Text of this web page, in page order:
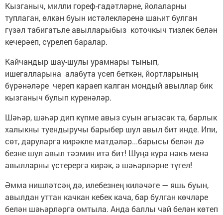
Кызганыч, милли гореф-гадәтләрне, йолаларны
туплаган, өлкән буын истәлекләренә шаһит булган
гүзәл табигатьле авылларыбыз коточкыч тизлек белән
кечерәеп, сүрелеп баралар.
Кайчандыр шау-шулы урамнары тынып,
ишегалларына алабута үсеп беткән, йортларының
бүрәнәләре череп караеп калган мондый авыллар бик
кызганыч булып күренәләр.
Шәһәр, шәһәр дип күпме авыз суын агызсак та, барлык
халыкны туендыручы барыбер шул авыл бит инде. Ипи,
сөт, даруларга кирәкле матдәләр...барысы белән дә
безне шул авыл тәэмин итә бит! Шуңа күрә нәкъ менә
авылларны үстерергә кирәк, ә шәһәрләрне түгел!
Әмма нишләтсәң дә, илебезнең киләчәге — яшь буын,
авылдан уттан качкан кебек кача, бар булган көчләре
белән шәһәрләргә омтыла. Анда баллы чәй белән көтеп